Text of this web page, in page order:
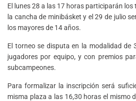
El lunes 28 a las 17 horas participarán los
la cancha de minibásket y el 29 de julio
los mayores de 14 años.
El torneo se disputa en la modalidad de
jugadores por equipo, y con premios
subcampeones.
Para formalizar la inscripción será
misma plaza a las 16,30 horas el mismo